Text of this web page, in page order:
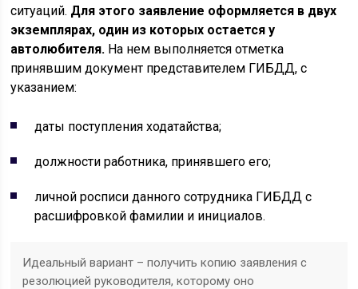
ситуаций. Для этого заявление оформляется в двух
экземплярах, один из которых остается у
автолюбителя. На нем выполняется отметка
принявшим документ представителем ГИБДД, с
указанием:
даты поступления ходатайства;
должности работника, принявшего его;
личной росписи данного сотрудника ГИБДД с
расшифровкой фамилии и инициалов.
Идеальный вариант – получить копию заявления с
резолюцией руководителя, которому оно